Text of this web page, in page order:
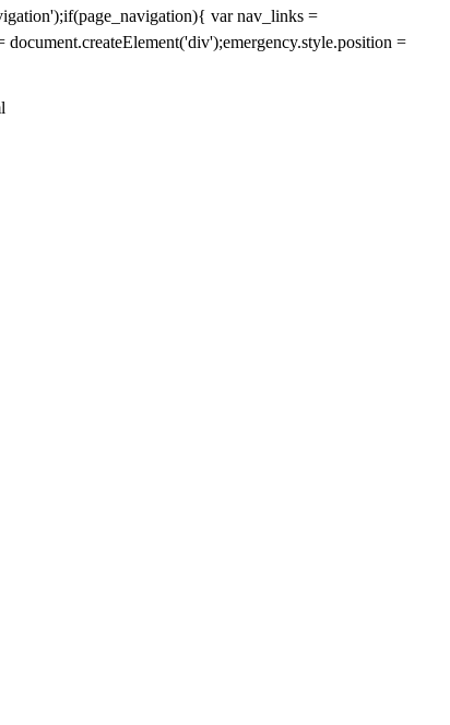
var nav_links =
=